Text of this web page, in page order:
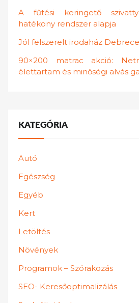
A fűtési keringető
hatékony rendszer alapja
Jól felszerelt irodaház
90×200 matrac akció:
élettartam és minőségi alvás
KATEGÓRIA
Autó
Egészség
Egyéb
Kert
Letöltés
Növények
Programok – Szórakozás
SEO- Keresőoptimalizálás